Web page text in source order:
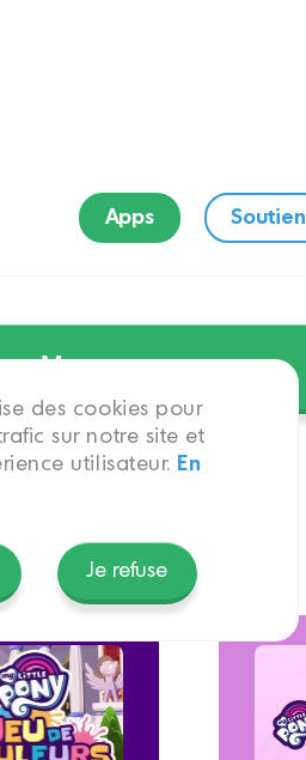
Apps Soutien
des cookies pour
sur notre site et
utilisateur. En
Je refuse